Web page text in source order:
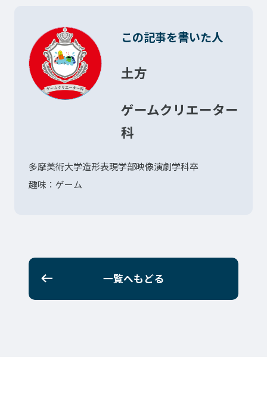
この記事を書いた人
土方
ゲームクリエーター
科
多摩美術大学造形表現学部映像演劇学科卒
趣味：ゲーム
一覧へもどる